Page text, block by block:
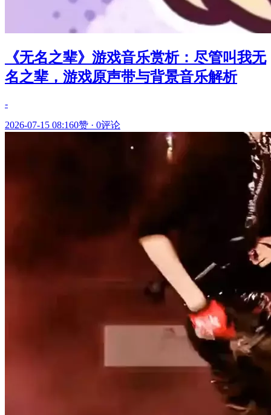
《无名之辈》游戏音乐赏析：尽管叫我无
名之辈，游戏原声带与背景音乐解析
-
2026-07-15 08:160赞 · 0评论